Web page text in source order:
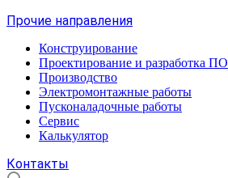
Прочие направления
Конструирование
Проектирование и разработка ПО
Производство
Электромонтажные работы
Пусконаладочные работы
Сервис
Калькулятор
Контакты